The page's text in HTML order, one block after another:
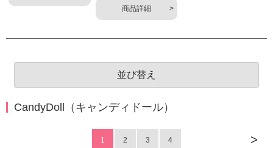
商品詳細
並び替え
CandyDoll（キャンディドール）
>
1 2 3 4